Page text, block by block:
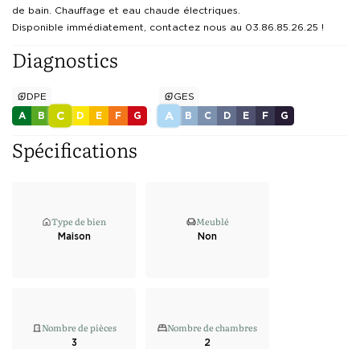
de bain. Chauffage et eau chaude électriques.
Disponible immédiatement, contactez nous au 03.86.85.26.25 !
Diagnostics
DPE
A B C D E F G
GES
A B C D E F G
Spécifications
Type de bien
Maison
Meublé
Non
Nombre de pièces
3
Nombre de chambres
2